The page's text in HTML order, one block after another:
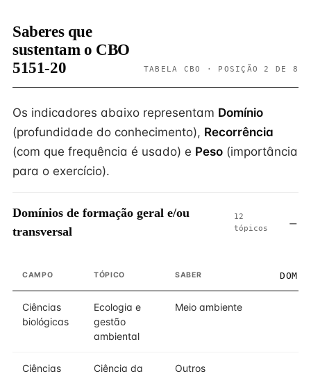
Saberes que
sustentam o CBO
5151-20
TABELA CBO · POSIÇÃO 2 DE 8
Os indicadores abaixo representam Domínio
(profundidade do conhecimento), Recorrência
(com que frequência é usado) e Peso (importância
para o exercício).
Domínios de formação geral e/ou
transversal
12
tópicos
CAMPO TÓPICO SABER
Ciências
biológicas
Ecologia e
gestão
ambiental
Meio ambiente
Ciências
Ciência da
Outros